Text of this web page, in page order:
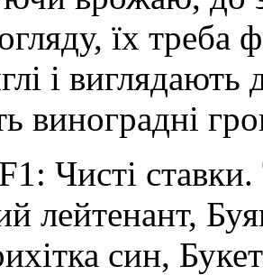
їх
і
виноградні
Чисті
лейтенант,
син,